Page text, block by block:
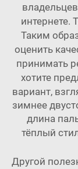
интернете.
Таким
оценить
принимать
хотите
вариант,
зимнее
длина
тёплый
Другой